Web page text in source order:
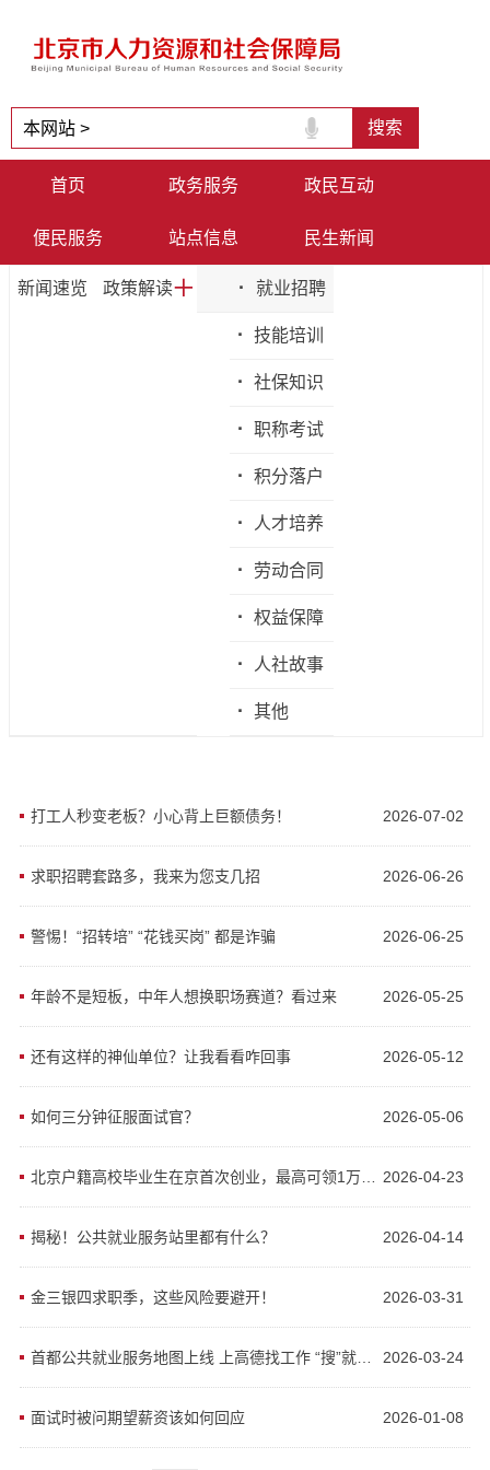
首页 政务服务 政民互动
便民服务 站点信息 民生新闻
新闻速览 政策解读+ · 就业招聘
· 技能培训
· 社保知识
· 职称考试
· 积分落户
· 人才培养
· 劳动合同
· 权益保障
· 人社故事
· 其他
打工人秒变老板？小心背上巨额债务！ 2026-07-02
求职招聘套路多，我来为您支几招 2026-06-26
警惕！“招转培” “花钱买岗” 都是诈骗 2026-06-25
年龄不是短板，中年人想换职场赛道？看过来 2026-05-25
还有这样的神仙单位？让我看看咋回事 2026-05-12
如何三分钟征服面试官？ 2026-05-06
北京户籍高校毕业生在京首次创业，最高可领1万补贴 2026-04-23
揭秘！公共就业服务站里都有什么？ 2026-04-14
金三银四求职季，这些风险要避开！ 2026-03-31
首都公共就业服务地图上线 上高德找工作 “搜”就到了 2026-03-24
面试时被问期望薪资该如何回应 2026-01-08